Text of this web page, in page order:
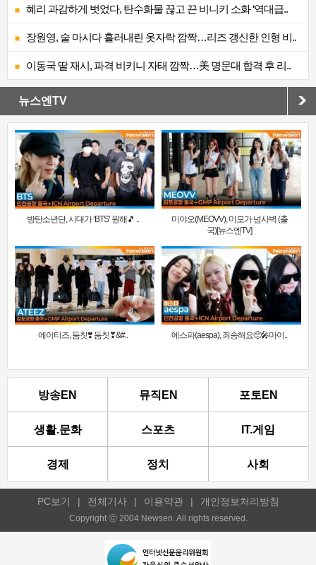
혜리 과감하게 벗었다, 탄수화물 끊고 끈 비니키 소화 ‘역대급..
장원영, 술 마시다 흘러내린 옷자락 깜짝…리즈 갱신한 인형 비..
이동국 딸 재시, 파격 비키니 자태 깜짝…美 명문대 합격 후 리..
뉴스엔TV
방탄소년단, 시대가 ‘BTS’ 원해🎵 ..
미야오(MEOVV), 미모가 넘사벽 (출
국)[뉴스엔TV]
에이티즈, 둠칫❣️ 둠칫❣&#.. 에스파(aespa), 죄송해요🥺🎤마이..
방송EN 뮤직EN 포토EN
생활.문화 스포츠 IT.게임
경제 정치 사회
PC보기 | 전체기사 | 이용약관 | 개인정보처리방침
Copyright ⓒ 2004 Newsen. All rights reserved.